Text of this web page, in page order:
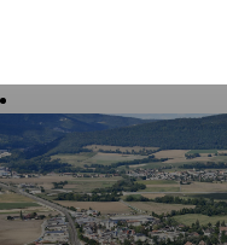
Mots
clés